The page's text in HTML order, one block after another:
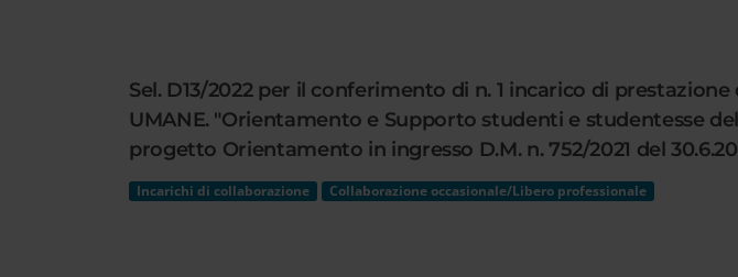
Sel. D13/2022 per il conferimento di n. 1 incarico di prestazione
UMANE. "Orientamento e Supporto studenti e studentesse del
progetto Orientamento in ingresso D.M. n. 752/2021 del
Incarichi di collaborazione Collaborazione occasionale/Libero professionale